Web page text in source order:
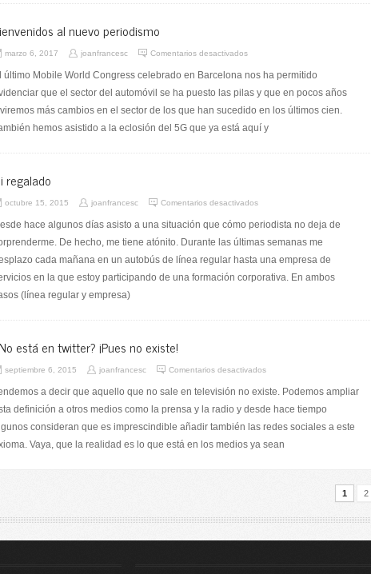
al nuevo periodismo
marzo 6, 2017 joanfrancesc Comentarios desactivados
último Mobile World Congress celebrado en Barcelona nos ha permitido
que el sector del automóvil se ha puesto las pilas y que en pocos años
más cambios en el sector de los que han sucedido en los últimos cien.
hemos asistido a la eclosión del 5G que ya está aquí y
regalado
octubre 15, 2015 joanfrancesc Comentarios desactivados
hace algunos días asisto a una situación que cómo periodista no deja de
De hecho, me tiene atónito. Durante las últimas semanas me
cada mañana en un autobús de línea regular hasta una empresa de
en la que estoy participando de una formación corporativa. En ambos
(línea regular y empresa)
está en twitter? ¡Pues no existe!
septiembre 6, 2015 joanfrancesc Comentarios desactivados
a decir que aquello que no sale en televisión no existe. Podemos ampliar
definición a otros medios como la prensa y la radio y desde hace tiempo
consideran que es imprescindible añadir también las redes sociales a este
Vaya, que la realidad es lo que está en los medios ya sean
1 2